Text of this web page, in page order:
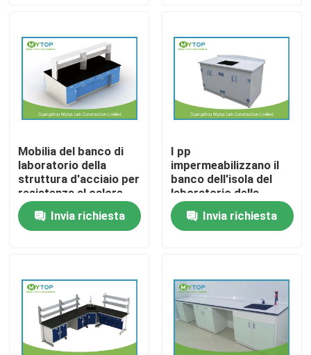
Contatti
Prodotti
Mobilia del laboratorio dell'università
Mobilia del laboratorio dell'ospedale
Mobilia del laboratorio del metallo
cappa di laboratorio
Mobilia del banco di
laboratorio della
struttura d'acciaio per
resistenza al calore
del laboratorio di HIV
Invia richiesta
I pp
impermeabilizzano il
banco dell'isola del
laboratorio della
mobilia del laboratorio
dell'ospedale con
spruzzata posteriore
Invia richiesta